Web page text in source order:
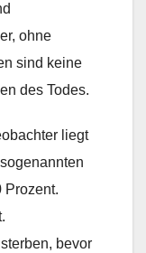
ohne
sind keine
des Todes.
liegt
Prozent.
bevor